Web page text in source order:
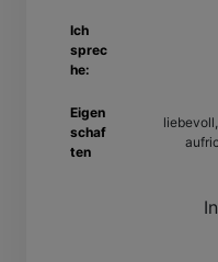
Ich
sprec
he:
Eigen
schaf
ten